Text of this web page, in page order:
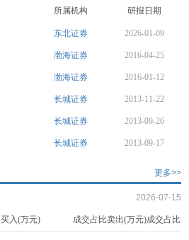
所属机构 研报日期
东北证券 2026-01-09
渤海证券 2016-04-25
渤海证券 2016-01-12
长城证券 2013-11-22
长城证券 2013-09-26
长城证券 2013-09-17
更多>>
2026-07-15
买入(万元) 成交占比卖出(万元)成交占比